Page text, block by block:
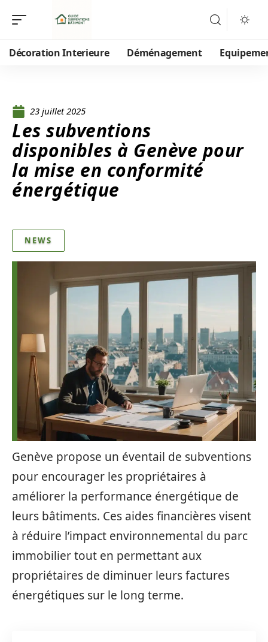
Décoration Interieure Déménagement
23 juillet 2025
Les subventions
disponibles à Genève pour
la mise en conformité
énergétique
NEWS
Genève propose un éventail de subventions
pour encourager les propriétaires à
améliorer la performance énergétique de
leurs bâtiments. Ces aides financières visent
à réduire l’impact environnemental du parc
immobilier tout en permettant aux
propriétaires de diminuer leurs factures
énergétiques sur le long terme.